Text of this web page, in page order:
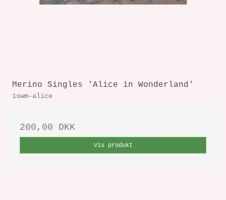
Merino Singles 'Alice in Wonderland'
1swm-alice
200,00 DKK
Vis produkt